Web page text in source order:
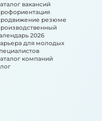
вакансий
резюме
2026
для молодых
компаний